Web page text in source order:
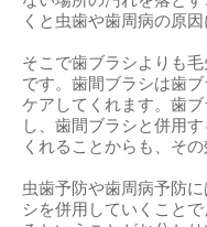
くと虫歯や歯周病の原
そこで歯ブラシよりも
です。歯間ブラシは歯
ケアしてくれます。歯
し、歯間ブラシと併用
くれることからも、そ
虫歯予防や歯周病予防
シを併用していくこと